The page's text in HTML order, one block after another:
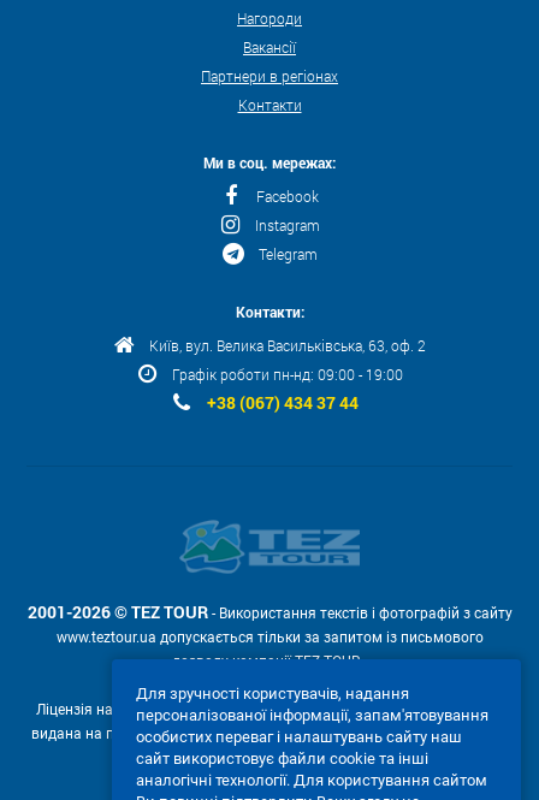
Нагороди
Вакансії
Партнери в регіонах
Контакти
Ми в соц. мережах:
Facebook
Instagram
Telegram
Контакти:
Київ, вул. Велика Васильківська, 63, оф. 2
Графік роботи пн-нд: 09:00 - 19:00
+38 (067) 434 37 44
2001-2026 © TEZ TOUR - Використання текстів і фотографій з сайту
www.teztour.ua допускається тільки за запитом із письмового
дозволу компанії TEZ TOUR .
Ліцензія на провадження туроператорської діяльності АВ №566448
видана на підставі рішення Державної служби туризму і курортів від
04.02.2011р. № 4-ліц.
Для зручності користувачів, надання
персоналізованої інформації, запам'ятовування
особистих переваг і налаштувань сайту наш
сайт використовує файли cookie та інші
аналогічні технології. Для користування сайтом